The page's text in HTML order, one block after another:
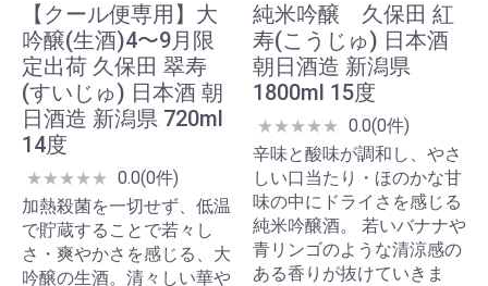
【クール便専用】大
吟醸(生酒)4〜9月限
定出荷 久保田 翠寿
(すいじゅ) 日本酒 朝
日酒造 新潟県 720ml
14度
★★★★★ 0.0(0件)
加熱殺菌を一切せず、低温
で貯蔵することで若々し
さ・爽やかさを感じる、大
吟醸の生酒。清々しい華や
純米吟醸 久保田 紅
寿(こうじゅ) 日本酒
朝日酒造 新潟県
1800ml 15度
★★★★★ 0.0(0件)
辛味と酸味が調和し、やさ
しい口当たり・ほのかな甘
味の中にドライさを感じる
純米吟醸酒。 若いバナナや
青リンゴのような清涼感の
ある香りが抜けていきま